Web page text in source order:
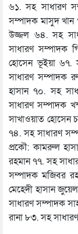
৬১. সহ সাধারণ
সম্পাদক মাসুদ
উজ্জল ৬৪. সহ
সাধারণ সম্পাদক
হোসেন ভূইয়া ৬৭.
সাধারণ সম্পাদক
হাসান ৭০. সহ
সাধারণ সম্পাদক
সাখাওয়াত হোসেন
৭৪. সহ সাধারণ
প্রকৌ: কামরুল
রহমান ৭৭. সহ
সম্পাদক মজিবর
মেহেদী হাসান
সাধারণ সম্পাদক
রানা ৮৩. সহ